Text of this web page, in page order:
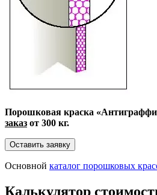
Порошковая краска
заказ от 300 кг.
Основной каталог порошковых
Калькулятор